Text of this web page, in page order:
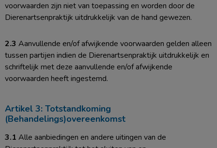
voorwaarden zijn niet van toepassing en worden door de
Dierenartsenpraktijk uitdrukkelijk van de hand gewezen.
2.3 Aanvullende en/of afwijkende voorwaarden gelden alleen
tussen partijen indien de Dierenartsenpraktijk uitdrukkelijk en
schriftelijk met deze aanvullende en/of afwijkende
voorwaarden heeft ingestemd.
Artikel 3: Totstandkoming
(Behandelings)overeenkomst
3.1 Alle aanbiedingen en andere uitingen van de